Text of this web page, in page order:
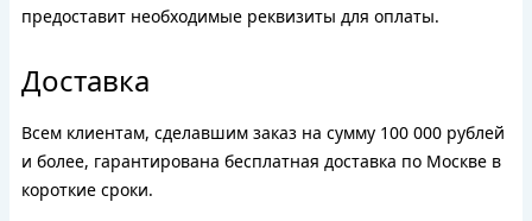
предоставит необходимые реквизиты для оплаты.
Доставка
Всем клиентам, сделавшим заказ на сумму 100 000 рублей
и более, гарантирована бесплатная доставка по Москве в
короткие сроки.